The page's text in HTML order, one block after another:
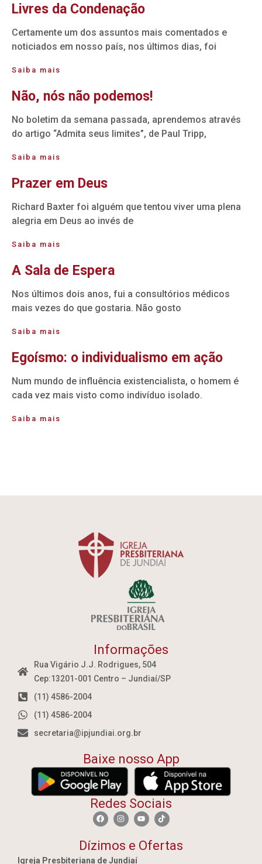
Livres da Condenação
Certamente um dos assuntos mais comentados e
noticiados em nosso país, nos últimos dias, foi
Saiba mais
Não, nós não podemos!
No boletim da semana passada, aprendemos através
do artigo “Admita seus limites”, de Paul Tripp,
Saiba mais
Prazer em Deus
Richard Baxter foi alguém que tentou viver uma plena
alegria em Deus ao invés de
Saiba mais
A Sala de Espera
Nos últimos dois anos, fui a consultórios médicos
mais vezes do que gostaria. Não gosto
Saiba mais
Egoísmo: o individualismo em ação
Num mundo de influência existencialista, o homem é
cada vez mais visto como indivíduo isolado.
Saiba mais
Informações
Rua Vigário J.J. Rodrigues, 504
Cep:13201-001 Centro – Jundiaí/SP
(11) 4586-2004
(11) 4586-2004
secretaria@ipjundiai.org.br
Baixe nosso App
Redes Sociais
Dízimos e Ofertas
Igreja Presbiteriana de Jundiaí